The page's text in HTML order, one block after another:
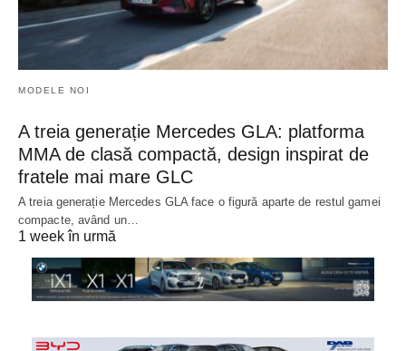
MODELE NOI
A treia generație Mercedes GLA: platforma
MMA de clasă compactă, design inspirat de
fratele mai mare GLC
A treia generație Mercedes GLA face o figură aparte de restul gamei
compacte, având un…
1 week în urmă